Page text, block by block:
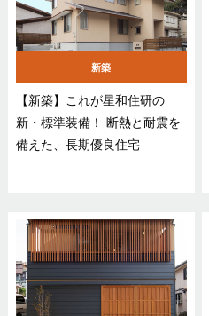
新築
【新築】これが星和住研の
新・標準装備！ 断熱と耐震を
備えた、長期優良住宅